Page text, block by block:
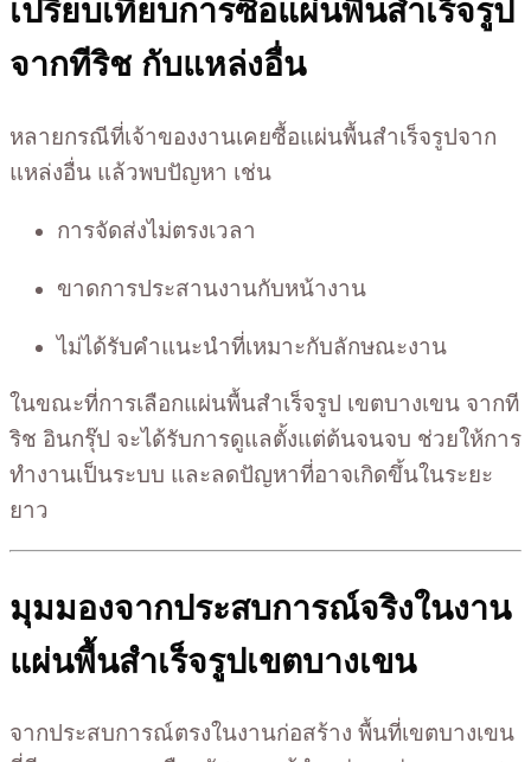
เปรียบเทียบการซื้อแผ่นพื้นสำเร็จรูป
จากทีริช กับแหล่งอื่น
หลายกรณีที่เจ้าของงานเคยซื้อแผ่นพื้นสำเร็จรูปจาก
แหล่งอื่น แล้วพบปัญหา เช่น
การจัดส่งไม่ตรงเวลา
ขาดการประสานงานกับหน้างาน
ไม่ได้รับคำแนะนำที่เหมาะกับลักษณะงาน
ในขณะที่การเลือกแผ่นพื้นสำเร็จรูป เขตบางเขน จากที
ริช อินกรุ๊ป จะได้รับการดูแลตั้งแต่ต้นจนจบ ช่วยให้การ
ทำงานเป็นระบบ และลดปัญหาที่อาจเกิดขึ้นในระยะ
ยาว
มุมมองจากประสบการณ์จริงในงาน
แผ่นพื้นสำเร็จรูปเขตบางเขน
จากประสบการณ์ตรงในงานก่อสร้าง พื้นที่เขตบางเขน